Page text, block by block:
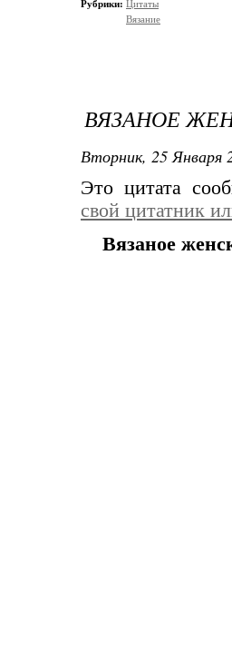
Рубрики: Цитаты
Вязание
ВЯЗАНОЕ
Вторник, 25 Января
Это цитата
свой цитатник
Вязаное